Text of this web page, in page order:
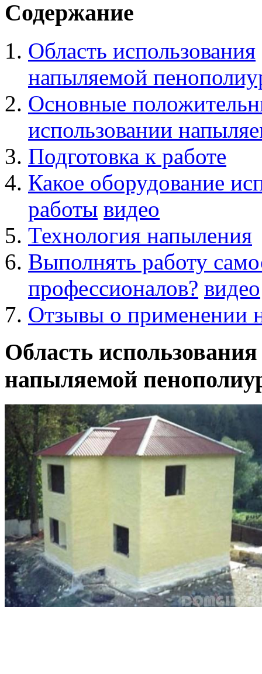
Содержание
Область использования
напыляемой
Основные
использовании
Подготовка к работе
Какое оборудование
работы видео
Технология напыления
Выполнять работу
профессионалов? видео
Отзывы о применении
Область использования
напыляемой